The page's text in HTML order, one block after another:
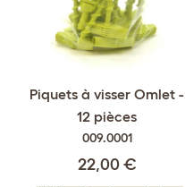
Piquets à visser Omlet -
12 pièces
009.0001
22,00 €